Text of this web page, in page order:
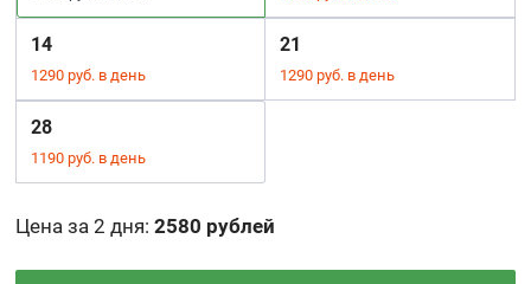
14
1290 руб. в день
21
1290 руб. в день
28
1190 руб. в день
Цена за 2 дня:2580 рублей